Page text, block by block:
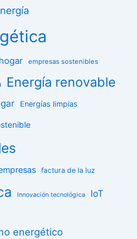
empresas sostenibles
Energía renovable
Energías limpias
factura de la luz
Innovación tecnológica IoT
energético